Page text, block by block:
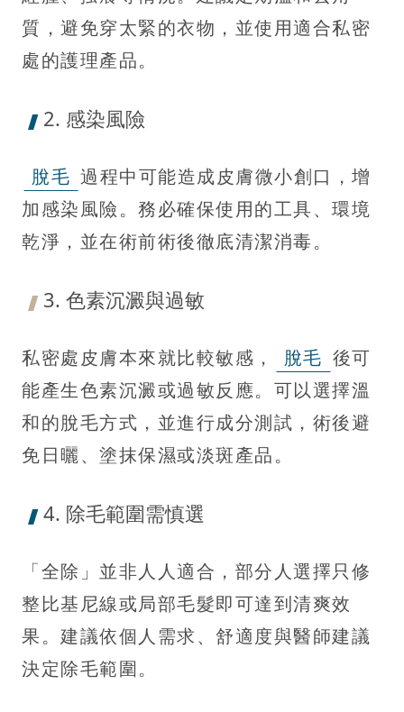
質，避免穿太緊的衣物，並使用適合私密
處的護理產品。
2. 感染風險
脫毛 過程中可能造成皮膚微小創口，增
加感染風險。務必確保使用的工具、環境
乾淨，並在術前術後徹底清潔消毒。
3. 色素沉澱與過敏
私密處皮膚本來就比較敏感， 脫毛 後可
能產生色素沉澱或過敏反應。可以選擇溫
和的脫毛方式，並進行成分測試，術後避
免日曬、塗抹保濕或淡斑產品。
4. 除毛範圍需慎選
「全除」並非人人適合，部分人選擇只修
整比基尼線或局部毛髮即可達到清爽效
果。建議依個人需求、舒適度與醫師建議
決定除毛範圍。